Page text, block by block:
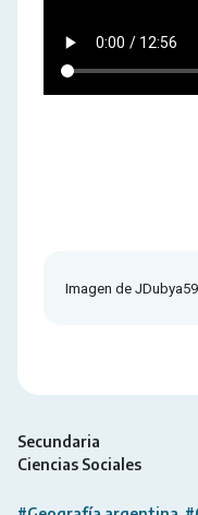
Imagen de
Secundaria
Ciencias Sociales